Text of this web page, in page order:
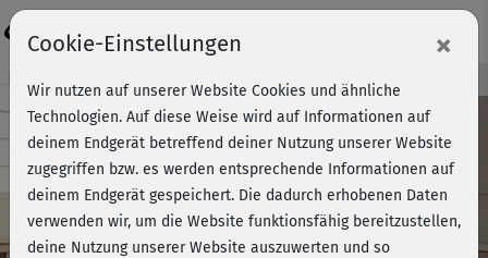
Play
Kursvorschau - Jetzt mitmachen!
Cookie-Einstellungen ×
Wir nutzen auf unserer Website Cookies und ähnliche
Technologien. Auf diese Weise wird auf Informationen auf
deinem Endgerät betreffend deiner Nutzung unserer Website
zugegriffen bzw. es werden entsprechende Informationen auf
deinem Endgerät gespeichert. Die dadurch erhobenen Daten
verwenden wir, um die Website funktionsfähig bereitzustellen,
deine Nutzung unserer Website auszuwerten und so